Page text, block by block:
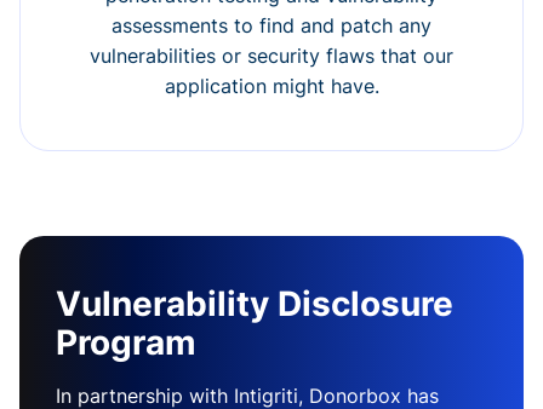
assessments to find and patch any
vulnerabilities or security flaws that our
application might have.
Vulnerability Disclosure
Program
In partnership with Intigriti, Donorbox has